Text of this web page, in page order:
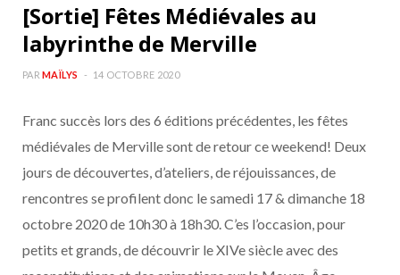
k a
[Sortie] Fêtes Médiévales au
labyrinthe de Merville
PAR MAÏLYS 14 OCTOBRE 2020
Franc succès lors des 6 éditions précédentes, les fêtes
médiévales de Merville sont de retour ce weekend! Deux
jours de découvertes, d’ateliers, de réjouissances, de
rencontres se profilent donc le samedi 17 & dimanche 18
octobre 2020 de 10h30 à 18h30. C’es l’occasion, pour
petits et grands, de découvrir le XIVe siècle avec des